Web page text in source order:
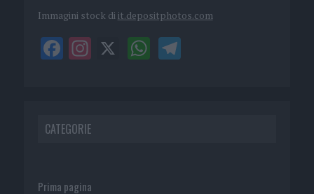
Immagini stock di it.depositphotos.com
CATEGORIE
Prima pagina